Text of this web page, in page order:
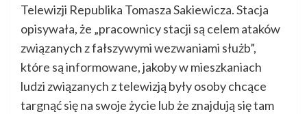
Telewizji Republika Tomasza Sakiewicza. Stacja
opisywała, że „pracownicy stacji są celem ataków
związanych z fałszywymi wezwaniami służb”,
które są informowane, jakoby w mieszkaniach
ludzi związanych z telewizją były osoby chcące
targnąć się na swoje życie lub że znajdują się tam